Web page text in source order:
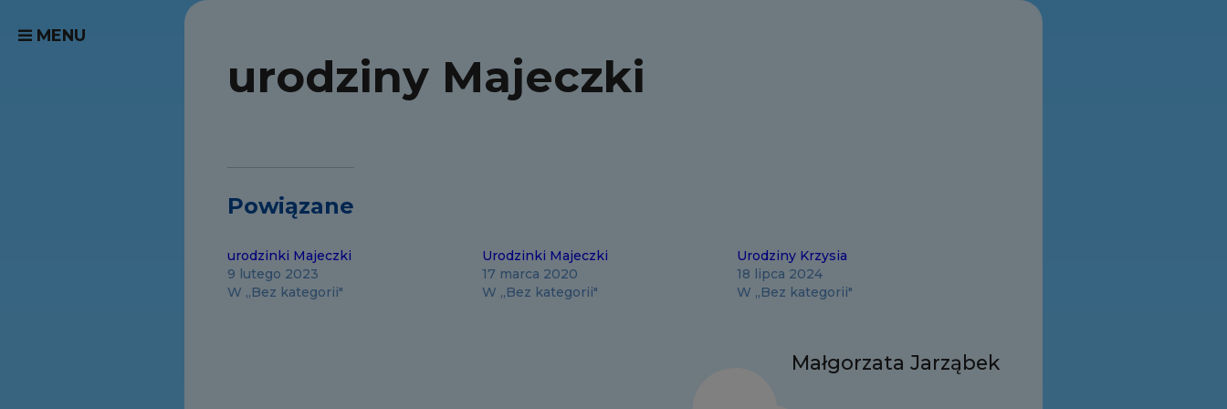
MENU
urodziny Majeczki
Powiązane
urodzinki Majeczki
9 lutego 2023
W „Bez kategorii"
Urodzinki Majeczki
17 marca 2020
W „Bez kategorii"
Urodziny Krzysia
18 lipca 2024
W „Bez kategorii"
Małgorzata Jarząbek